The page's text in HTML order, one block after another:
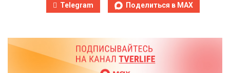
Telegram
Поделиться в MAX